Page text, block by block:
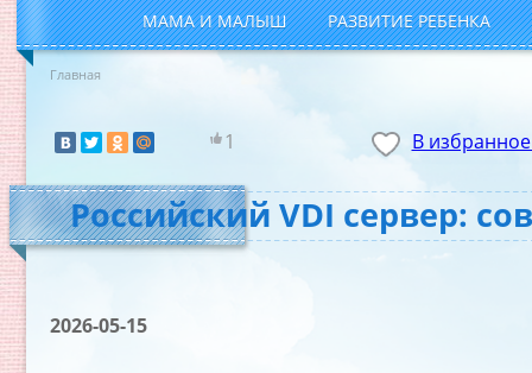
МАМА И МАЛЫШ РАЗВИТИЕ РЕБЕНКА
Главная
1 В
Российский VDI сервер:
2026-05-15